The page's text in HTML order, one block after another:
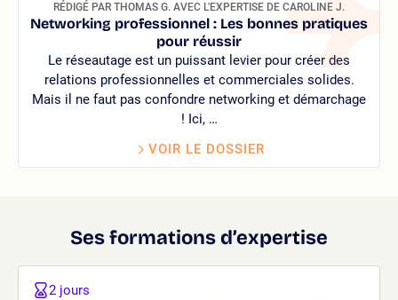
RÉDIGÉ PAR THOMAS G. AVEC L'EXPERTISE DE CAROLINE J.
Networking professionnel : Les bonnes pratiques
pour réussir
Le réseautage est un puissant levier pour créer des
relations professionnelles et commerciales solides.
Mais il ne faut pas confondre networking et démarchage
! Ici, …
VOIR LE DOSSIER
Ses formations d’expertise
2 jours